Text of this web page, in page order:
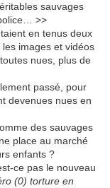
sauvages
>>
en tenus deux
images et vidéos
nues, plus de
passé, pour
devenues nues en
des sauvages
place au marché
enfants ?
ce pas le nouveau
(0) torture en